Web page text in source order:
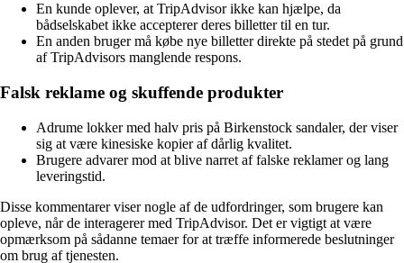
En kunde oplever, at TripAdvisor ikke kan hjælpe, da
bådselskabet ikke accepterer deres billetter til en tur.
En anden bruger må købe nye billetter direkte på stedet på grund
af TripAdvisors manglende respons.
Falsk reklame og skuffende produkter
Adrume lokker med halv pris på Birkenstock sandaler, der viser
sig at være kinesiske kopier af dårlig kvalitet.
Brugere advarer mod at blive narret af falske reklamer og lang
leveringstid.
Disse kommentarer viser nogle af de udfordringer, som brugere kan
opleve, når de interagerer med TripAdvisor. Det er vigtigt at være
opmærksom på sådanne temaer for at træffe informerede beslutninger
om brug af tjenesten.